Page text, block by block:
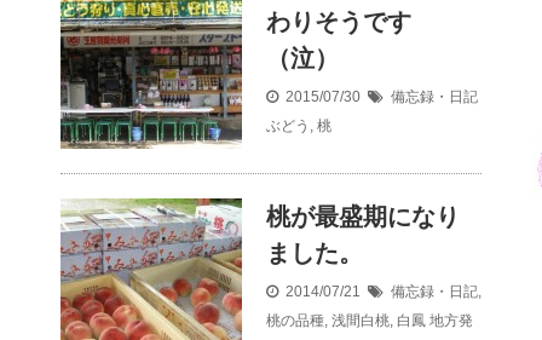
わりそうです
（泣）
2015/07/30
備忘録・日記
ぶどう , 桃
桃が最盛期になり
ました。
2014/07/21 備忘録・日記,
桃の品種, 浅間白桃, 白鳳 地方発